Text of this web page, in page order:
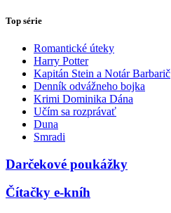
Top série
Romantické úteky
Harry Potter
Kapitán Stein a Notár Barbarič
Denník odvážneho bojka
Krimi Dominika Dána
Učím sa rozprávať
Duna
Smradi
Darčekové poukážky
Čítačky e-kníh